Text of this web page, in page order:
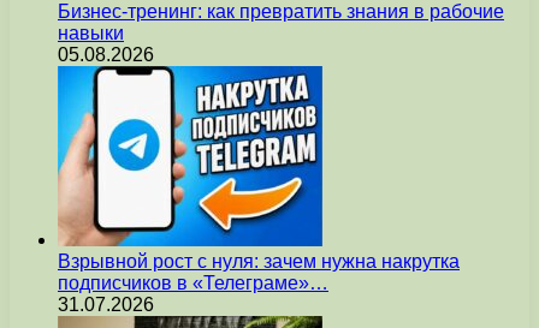
Бизнес-тренинг: как превратить знания в рабочие
навыки
05.08.2026
Взрывной рост с нуля: зачем нужна накрутка
подписчиков в «Телеграме»…
31.07.2026